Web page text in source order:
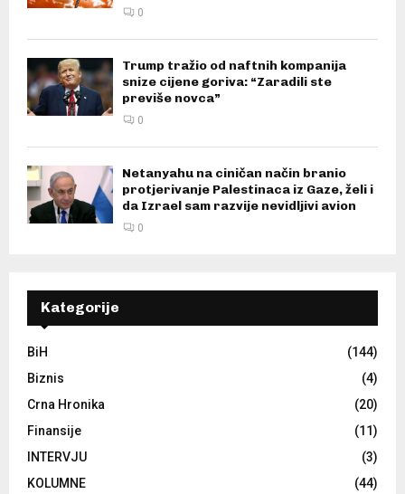
0
Trump tražio od naftnih kompanija
snize cijene goriva: “Zaradili ste
previše novca”
0
Netanyahu na ciničan način branio
protjerivanje Palestinaca iz Gaze, želi i
da Izrael sam razvije nevidljivi avion
0
Kategorije
BiH
(144)
Biznis
(4)
Crna Hronika
(20)
Finansije
(11)
INTERVJU
(3)
KOLUMNE
(44)